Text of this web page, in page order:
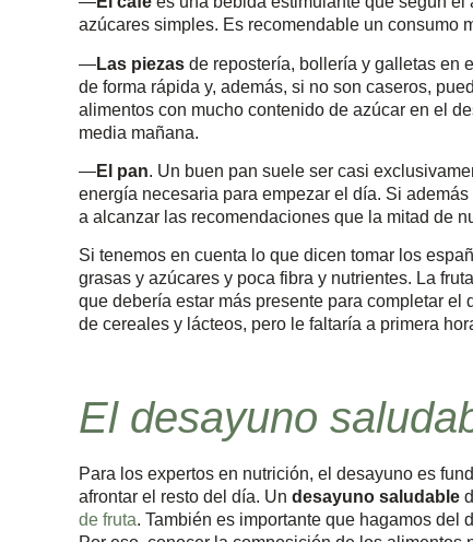
azúcares simples. Es recomendable un consumo
—Las piezas de repostería, bollería y galletas en
de forma rápida y, además, si no son caseros,
alimentos con mucho contenido de azúcar en el
media mañana.
—El pan. Un buen pan suele ser casi
energía necesaria para empezar el día. Si
a alcanzar las recomendaciones que la mitad de
Si tenemos en cuenta lo que dicen tomar los
grasas y azúcares y poca fibra y nutrientes. La
que debería estar más presente para completar
de cereales y lácteos, pero le faltaría a primera
El desayuno
Para los expertos en nutrición, el desayuno es
afrontar el resto del día. Un desayuno saludable
de fruta. También es importante que hagamos del